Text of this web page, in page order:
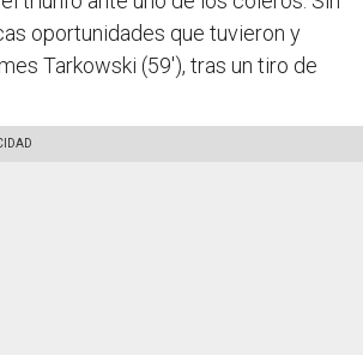
oportunidades que tuvieron y
Tarkowski (59'), tras un tiro de